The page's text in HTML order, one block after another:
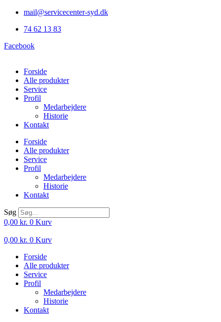
Videre
indhold
mail@servicecenter-syd.dk
74 62 13 83
Facebook
Forside
Alle produkter
Service
Profil
Medarbejdere
Historie
Kontakt
Forside
Alle produkter
Service
Profil
Medarbejdere
Historie
Kontakt
Søg
0,00 kr. 0 Kurv
0,00 kr. 0 Kurv
Forside
Alle produkter
Service
Profil
Medarbejdere
Historie
Kontakt